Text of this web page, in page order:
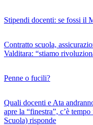
Stipendi docenti: se fossi il
Contratto scuola,
Valditara: “stiamo
Penne o fucili?
Quali docenti e Ata
apre la “finestra”, c’è
Scuola) risponde